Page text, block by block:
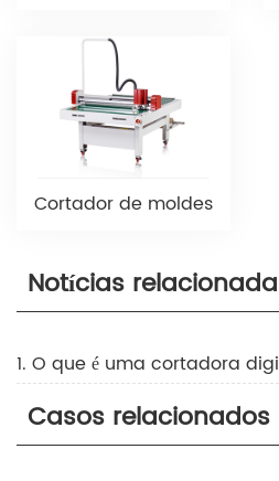
Cortador de moldes
Notícias
1. O que é uma cortadora
Casos relacionados